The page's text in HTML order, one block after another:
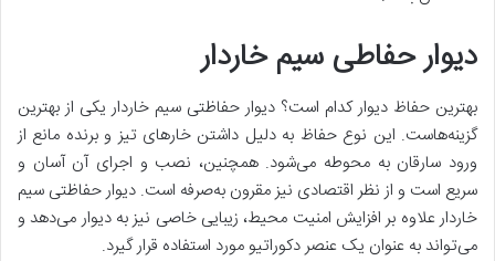
دیوار حفاطی سیم خاردار
بهترین حفاظ دیوار کدام است؟ دیوار حفاظتی سیم خاردار یکی از بهترین
گزینههاست. این نوع حفاظ به دلیل داشتن خارهای تیز و برنده مانع از
ورود سارقان به محوطه میشود.همچنین، نصب و اجرای آن آسان و
سریع است و از نظر اقتصادی نیز مقرون بهصرفه است. دیوار حفاظتی سیم
خاردار علاوه بر افزایش امنیت محیط، زیبایی خاصی نیز به دیوار میدهد و
میتواند به عنوان یک عنصر دکوراتیو مورد استفاده قرار گیرد.